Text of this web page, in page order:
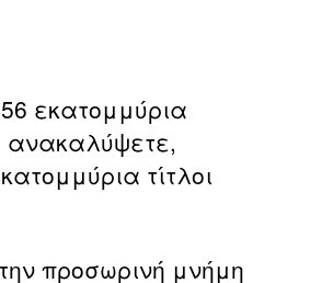
εκατομμύρια
ανακαλύψετε,
τίτλοι
προσωρινή μνήμη